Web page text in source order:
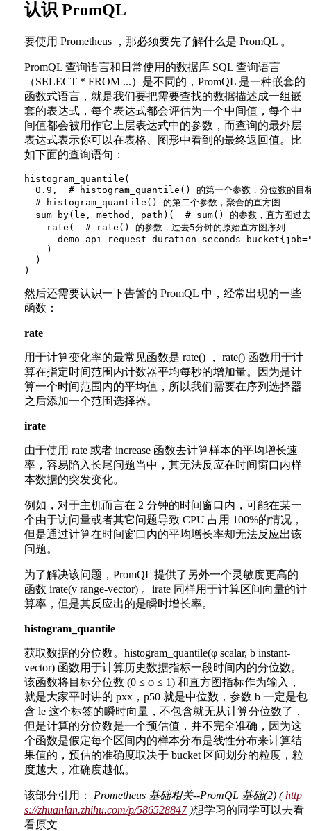
认识 PromQL
要使用 Prometheus ，那必须要先了解什么是 PromQL 。
PromQL 查询语言和日常使用的数据库 SQL 查询语言
（SELECT * FROM ...）是不同的，PromQL 是一种嵌套的
函数式语言，就是我们要把需要查找的数据描述成一组嵌
套的表达式，每个表达式都会评估为一个中间值，每个中
间值都会被用作它上层表达式中的参数，而查询的最外层
表达式表示你可以在表格、图形中看到的最终返回值。比
如下面的查询语句：
histogram_quantile(
0.9,  # histogram_quantile() 的第一个参数，分位数的目
  # histogram_quantile() 的第二个参数，聚合的直方图
sum by(le, method, path)(  # sum() 的参数，直方图过去
    rate(  # rate() 的参数，过去5分钟的原始直方图序列
    )
  )
然后还需要认识一下告警的 PromQL 中，经常出现的一些
函数：
rate
用于计算变化率的最常见函数是 rate() ， rate() 函数用于计
算在指定时间范围内计数器平均每秒的增加量。因为是计
算一个时间范围内的平均值，所以我们需要在序列选择器
之后添加一个范围选择器。
irate
由于使用 rate 或者 increase 函数去计算样本的平均增长速
率，容易陷入长尾问题当中，其无法反应在时间窗口内样
本数据的突发变化。
例如，对于主机而言在 2 分钟的时间窗口内，可能在某一
个由于访问量或者其它问题导致 CPU 占用 100%的情况，
但是通过计算在时间窗口内的平均增长率却无法反应出该
问题。
为了解决该问题，PromQL 提供了另外一个灵敏度更高的
函数 irate(v range-vector) 。irate 同样用于计算区间向量的计
算率，但是其反应出的是瞬时增长率。
histogram_quantile
获取数据的分位数。histogram_quantile(φ scalar, b instant-
vector) 函数用于计算历史数据指标一段时间内的分位数。
该函数将目标分位数 (0 ≤ φ ≤ 1) 和直方图指标作为输入，
就是大家平时讲的 pxx，p50 就是中位数，参数 b 一定是包
含 le 这个标签的瞬时向量，不包含就无从计算分位数了，
但是计算的分位数是一个预估值，并不完全准确，因为这
个函数是假定每个区间内的样本分布是线性分布来计算结
果值的，预估的准确度取决于 bucket 区间划分的粒度，粒
度越大，准确度越低。
该部分引用： Prometheus 基础相关--PromQL 基础(2) ( http
s://zhuanlan.zhihu.com/p/586528847 )想学习的同学可以去看
看原文